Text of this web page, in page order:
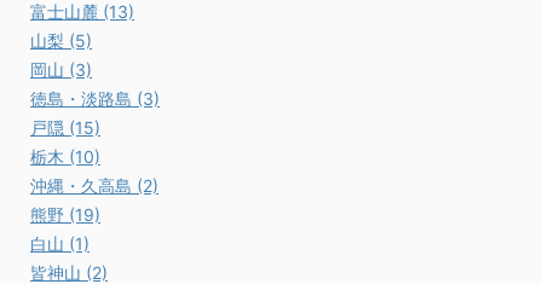
富士山麓 (13)
山梨 (5)
岡山 (3)
徳島・淡路島 (3)
戸隠 (15)
栃木 (10)
沖縄・久高島 (2)
熊野 (19)
白山 (1)
皆神山 (2)